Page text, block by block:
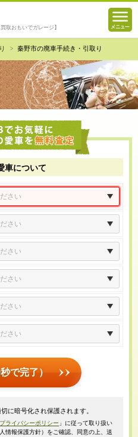
取おもいでガレージ】
秦野市の廃車手続き・引取り
車について
で完了）
に暗号化され保護されます。
プライバシーポリシー 」に従って取り扱い
情報保護方針）をご確認、同意の上、送